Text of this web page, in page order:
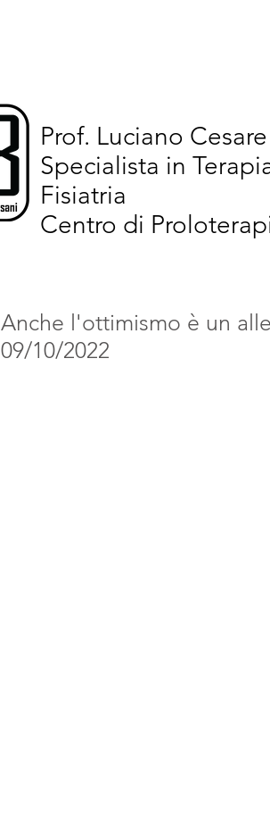
Prof. Luciano
Specialista in
Fisiatria
Centro di
Anche l'ottimismo è un
09/10/2022